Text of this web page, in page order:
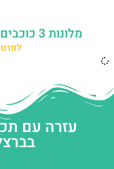
מלונות 3 כוכבים זולים בברצלונה
עזרה עם